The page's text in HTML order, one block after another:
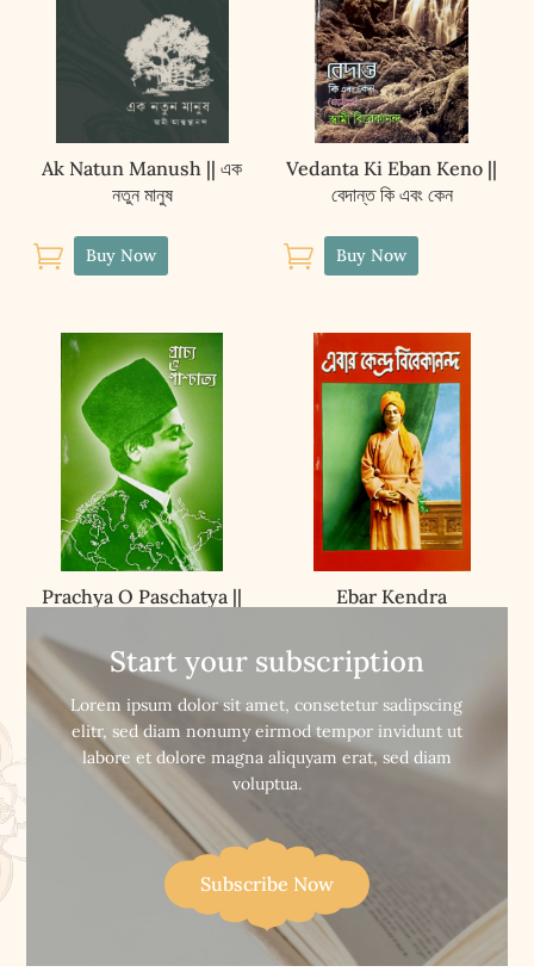
Ak Natun Manush || এক
নতুন মানুষ
 Buy Now
Vedanta Ki Eban Keno ||
বেদান্ত কি এবং কেন
 Buy Now
Prachya O Paschatya ||
 Buy Now
Ebar Kendra
বিবেকানন্দ
Buy Now
Start your subscription
Lorem ipsum dolor sit amet, consetetur sadipscing
elitr, sed diam nonumy eirmod tempor invidunt ut
labore et dolore magna aliquyam erat, sed diam
voluptua.
Subscribe Now